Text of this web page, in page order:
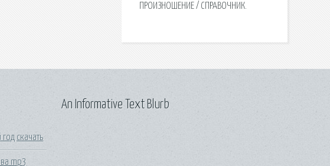
ПРОИЗНОШЕНИЕ / СПРАВОЧНИК.
скачать
mp3
An Informative Text Blurb